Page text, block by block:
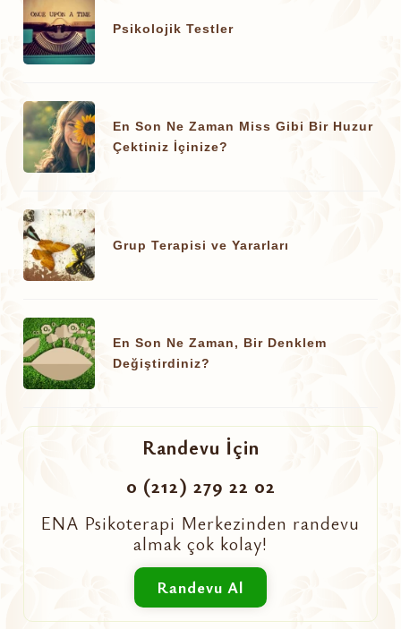
Psikolojik Testler
En Son Ne Zaman Miss Gibi Bir Huzur
Çektiniz İçinize?
Grup Terapisi ve Yararları
En Son Ne Zaman, Bir Denklem
Değiştirdiniz?
Randevu İçin
0 (212) 279 22 02
ENA Psikoterapi Merkezinden randevu
almak çok kolay!
Randevu Al